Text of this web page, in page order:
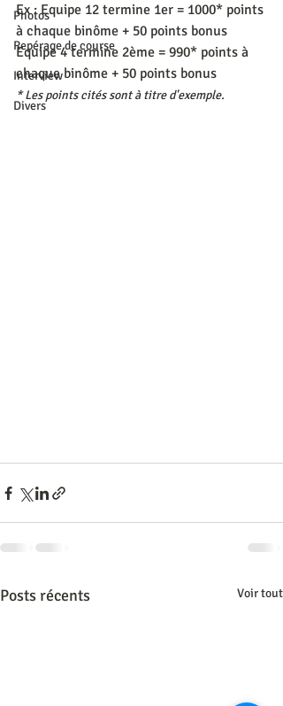
Photos
Repérage de course
Interview
Divers
Ex : Equipe 12 termine 1er = 1000* points
à chaque binôme + 50 points bonus
Equipe 4 termine 2ème = 990* points à
chaque binôme + 50 points bonus
* Les points cités sont à titre d'exemple.
Posts récents Voir tout